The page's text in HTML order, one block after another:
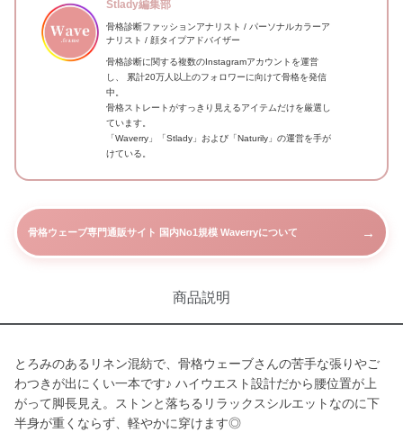
Stlady編集部
骨格診断ファッションアナリスト / パーソナルカラーア
ナリスト / 顔タイプアドバイザー
骨格診断に関する複数のInstagramアカウントを運営
し、 累計20万人以上のフォロワーに向けて骨格を発信
中。
骨格ストレートがすっきり見えるアイテムだけを厳選し
ています。
「Waverry」「Stlady」および「Naturily」の運営を手が
けている。
骨格ウェーブ専門通販サイト 国内No1規模 Waverryについて →
商品説明
とろみのあるリネン混紡で、骨格ウェーブさんの苦手な張りやご
わつきが出にくい一本です♪ ハイウエスト設計だから腰位置が上
がって脚長見え。ストンと落ちるリラックスシルエットなのに下
半身が重くならず、軽やかに穿けます◎